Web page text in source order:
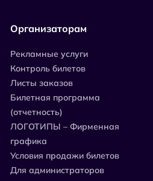
Организаторам
Рекламные услуги
Контроль билетов
Листы заказов
Билетная программа
(отчетность)
ЛОГОТИПЫ – Фирменная
графика
Условия продажи билетов
Для администраторов